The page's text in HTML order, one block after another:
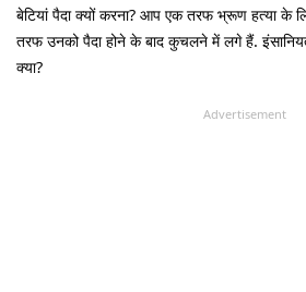
बेटियां पैदा क्यों करना? आप एक तरफ भ्रूण हत्या के
तरफ उनको पैदा होने के बाद कुचलने में लगे हैं.
क्या?
Advertisement